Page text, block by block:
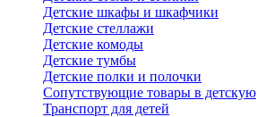
Детские шкафы и шкафчики
Детские стеллажи
Детские комоды
Детские тумбы
Детские полки и полочки
Сопутствующие товары в детскую
Транспорт для детей